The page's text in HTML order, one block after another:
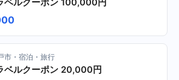
ベルクーポン 100,000円
市・宿泊・旅行
ベルクーポン 20,000円